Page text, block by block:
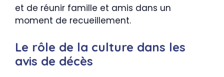
et de réunir famille et amis dans un
moment de recueillement.
Le rôle de la culture dans les
avis de décès